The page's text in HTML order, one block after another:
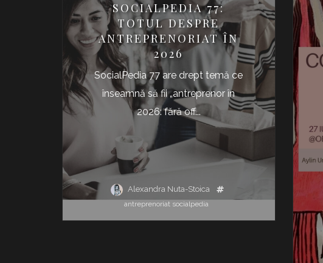
SOCIALPEDIA 77:
TOTUL DESPRE
ANTREPRENORIAT ÎN
2026
SocialPedia 77 are drept temă ce
înseamnă să fii „antreprenor în
2026: fără off...
Alexandra Nuta-Stoica
antreprenoriat socialpedia